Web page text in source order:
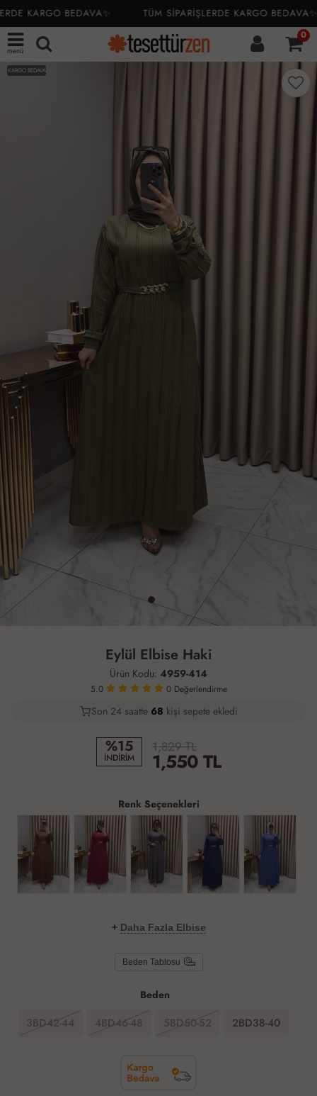
KARGO BEDAVA✨ TÜM SİPARİŞLERDE KARGO BEDAVA✨
menü
0
KARGO BEDAVA
Eylül Elbise Haki
Ürün Kodu: 4959-414
5.0 0 Değerlendirme
35
Son 24 saatte 70 kişi sepete ekledi
28
%15
İNDİRİM
1,829 TL
1,550TL
Renk Seçenekleri
+ Daha Fazla Elbise
Beden Tablosu
Beden
3BD42-44 4BD46-48 5BD50-52 2BD38-40